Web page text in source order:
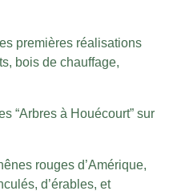
premières réalisations
bois de chauffage,
“Arbres à Houécourt” sur
rouges d’Amérique,
d’érables, et